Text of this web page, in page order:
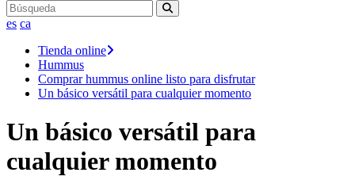
es ca
Tienda online
Hummus
Comprar hummus online listo para disfrutar
Un básico versátil para cualquier momento
Un básico versátil para
cualquier momento